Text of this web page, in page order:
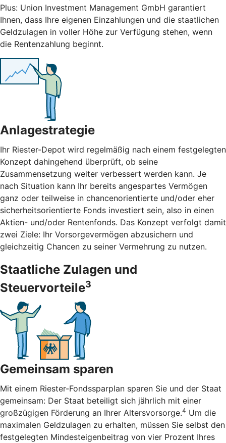
Plus: Union Investment Management GmbH garantiert
Ihnen, dass Ihre eigenen Einzahlungen und die staatlichen
Geldzulagen in voller Höhe zur Verfügung stehen, wenn
die Rentenzahlung beginnt.
Anlagestrategie
Ihr Riester-Depot wird regelmäßig nach einem festgelegten
Konzept dahingehend überprüft, ob seine
Zusammensetzung weiter verbessert werden kann. Je
nach Situation kann Ihr bereits angespartes Vermögen
ganz oder teilweise in chancenorientierte und/oder eher
sicherheitsorientierte Fonds investiert sein, also in einen
Aktien- und/oder Rentenfonds. Das Konzept verfolgt damit
zwei Ziele: Ihr Vorsorgevermögen abzusichern und
gleichzeitig Chancen zu seiner Vermehrung zu nutzen.
Staatliche Zulagen und
Steuervorteile3
Gemeinsam sparen
Mit einem Riester-Fondssparplan sparen Sie und der Staat
gemeinsam: Der Staat beteiligt sich jährlich mit einer
großzügigen Förderung an Ihrer Altersvorsorge.4 Um die
maximalen Geldzulagen zu erhalten, müssen Sie selbst den
festgelegten Mindesteigenbeitrag von vier Prozent Ihres